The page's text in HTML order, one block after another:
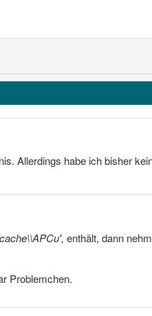
Allerdings habe ich bisher
enthält, dann
Problemchen.